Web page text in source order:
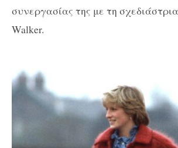
συνεργασίας της με τη
Walker.